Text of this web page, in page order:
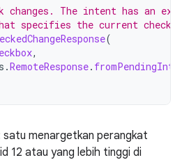
The intent has an
that specifies the current
(
,
.RemoteResponse.
menargetkan perangkat
12 atau yang lebih tinggi di